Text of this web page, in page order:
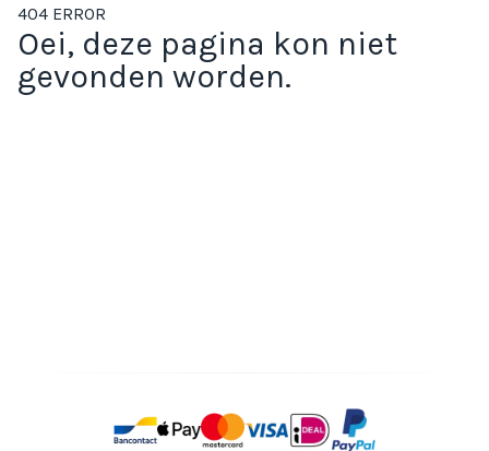
404 ERROR
Oei, deze pagina kon niet
gevonden worden.